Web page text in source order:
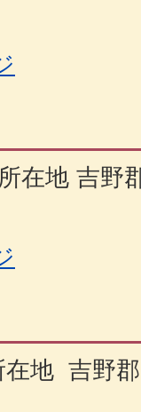
地 吉野
地 吉野